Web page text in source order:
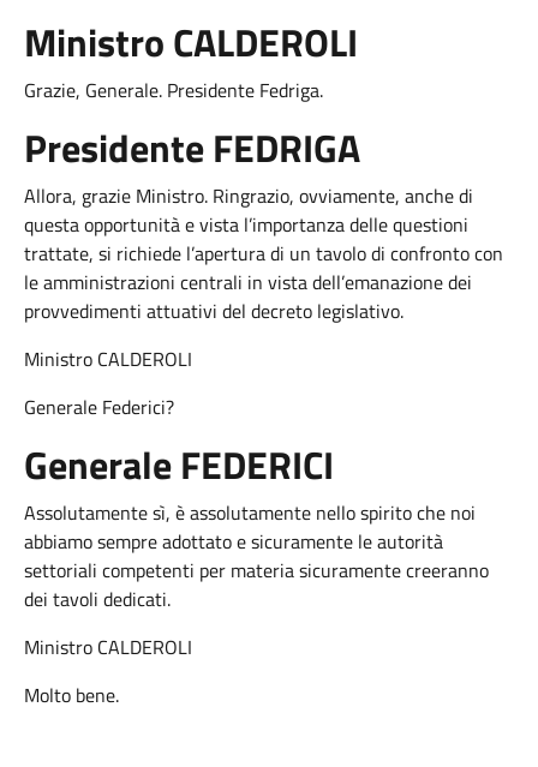
Ministro CALDEROLI
Grazie, Generale. Presidente Fedriga.
Presidente FEDRIGA
Allora, grazie Ministro. Ringrazio, ovviamente, anche di
questa opportunità e vista l’importanza delle questioni
trattate, si richiede l’apertura di un tavolo di confronto con
le amministrazioni centrali in vista dell’emanazione dei
provvedimenti attuativi del decreto legislativo.
Ministro CALDEROLI
Generale Federici?
Generale FEDERICI
Assolutamente sì, è assolutamente nello spirito che noi
abbiamo sempre adottato e sicuramente le autorità
settoriali competenti per materia sicuramente creeranno
dei tavoli dedicati.
Ministro CALDEROLI
Molto bene.